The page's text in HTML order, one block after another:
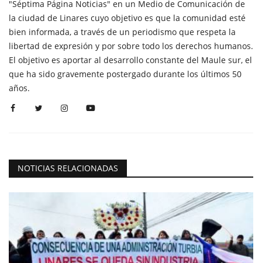
"Séptima Página Noticias" en un Medio de Comunicación de
la ciudad de Linares cuyo objetivo es que la comunidad esté
bien informada, a través de un periodismo que respeta la
libertad de expresión y por sobre todo los derechos humanos.
El objetivo es aportar al desarrollo constante del Maule sur, el
que ha sido gravemente postergado durante los últimos 50
años.
NOTICIAS RELACIONADAS